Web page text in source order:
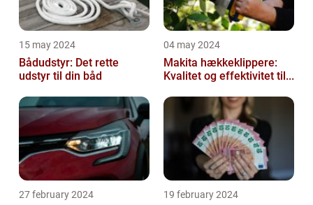
15 may 2024
Bådudstyr: Det rette
udstyr til din båd
04 may 2024
Makita hækkeklippere:
Kvalitet og effektivitet til...
27 february 2024 19 february 2024